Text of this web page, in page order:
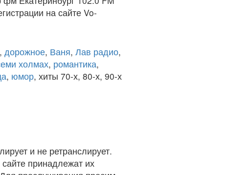
на сайте Vo-
, дорожное, Ваня, Лав радио,
холмах, романтика,
, юмор, хиты 70-х, 80-х, 90-х
и не ретранслирует.
принадлежат их